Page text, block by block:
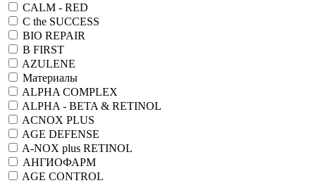
CALM - RED
C the SUCCESS
BIO REPAIR
B FIRST
AZULENE
Материалы
ALPHA COMPLEX
ALPHA - BETA & RETINOL
ACNOX PLUS
AGE DEFENSE
A-NOX plus RETINOL
АНГИОФАРМ
AGE CONTROL